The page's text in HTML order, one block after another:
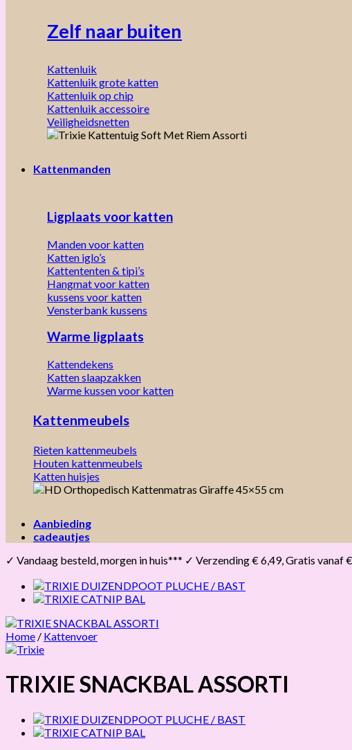
Zelf naar buiten
Kattenluik
Kattenluik grote katten
Kattenluik op chip
Kattenluik accessoire
Veiligheidsnetten
Kattenmanden
Ligplaats voor katten
Manden voor katten
Katten iglo’s
Kattententen & tipi’s
Hangmat voor katten
kussens voor katten
Vensterbank kussens
Warme ligplaats
Kattendekens
Katten slaapzakken
Warme kussen voor katten
Kattenmeubels
Rieten kattenmeubels
Houten kattenmeubels
Katten huisjes
Aanbieding
cadeautjes
✓ Vandaag besteld, morgen in huis*** ✓ Verzending € 6,49, Gratis
Home / Kattenvoer
TRIXIE SNACKBAL ASSORTI